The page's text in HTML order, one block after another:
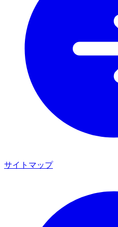
サイトマップ